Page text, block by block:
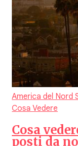
America del Nord
Cosa Vedere
Cosa
posti da